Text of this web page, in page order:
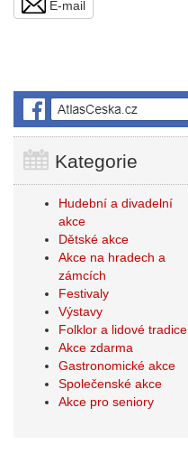
E-mail
Kategorie
Hudební a divadelní
akce
Dětské akce
Akce na hradech a
zámcích
Festivaly
Výstavy
Folklor a lidové tradice
Akce zdarma
Gastronomické akce
Společenské akce
Akce pro seniory